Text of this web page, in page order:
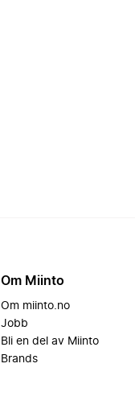
Om Miinto
Om miinto.no
Jobb
Bli en del av Miinto
Brands